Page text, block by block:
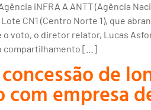
iNFRA A ANTT (Agência
CN1 (Centro Norte 1), que
voto, o diretor relator, Lucas
compartilhamento […]
de
com empresa